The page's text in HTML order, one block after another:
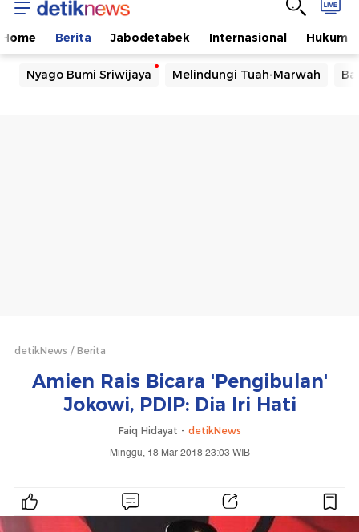
Home Berita Jabodetabek Internasional Hukum
Nyago Bumi Sriwijaya Melindungi Tuah-Marwah
detikNews Berita
Amien Rais Bicara 'Pengibulan'
Jokowi, PDIP: Dia Iri Hati
Faiq Hidayat - detikNews
Minggu, 18 Mar 2018 23:03 WIB